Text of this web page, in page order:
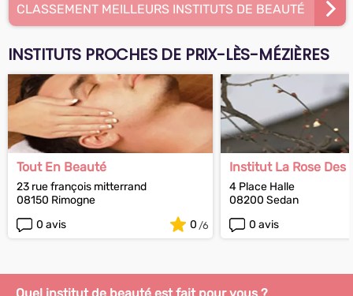
CLASSEMENT MEILLEURS INSTITUTS DE BEAUTÉ
INSTITUTS PROCHES DE PRIX-LÈS-MÉZIÈRES
Tout En Beauté
23 rue françois mitterrand
08150 Rimogne
0 avis
0
Institut La Rose Des
4 Place Halle
08200 Sedan
0 avis